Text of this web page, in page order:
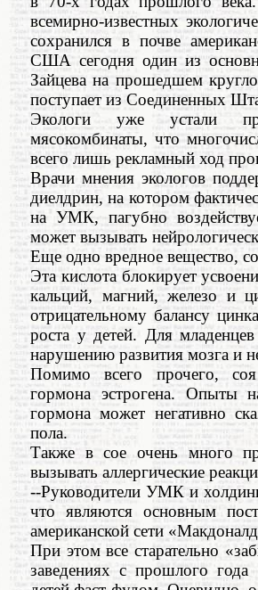
всемирно-известных
сохранился в почве
США сегодня один из
Зайцева на прошедшем
поступает из Соединенных
Экологи уже устали
мясокомбинаты, что
всего лишь рекламный ход
Врачи мнения экологов
диелдрин, на котором
на УМК, пагубно
может вызывать
Еще одно вредное вещество,
Эта кислота блокирует
кальций, магний, железо и
отрицательному балансу
роста у детей. Для
нарушению развития мозга и
Помимо всего прочего,
гормона эстрогена. Опыты
гормона может негативно
пола.
Также в сое очень много
вызывать аллергические
--Руководители УМК и
что являются основным
американской сети
При этом все старательно
заведениях с прошлого